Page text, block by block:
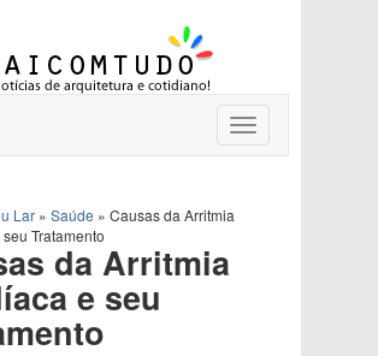
Toggle
navigation
Lar » Saúde » Causas da Arritmia
Tratamento
da Arritmia
e seu